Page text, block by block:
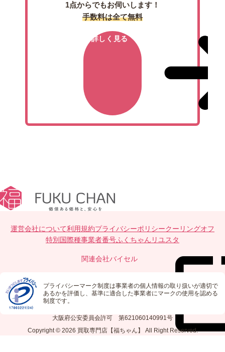
1点からでもお伺いします！
手数料は全て無料
詳しく見る
運営会社について利用規約プライバシーポリシークーリングオフ
特別国際種事業者番号ふくちゃんリユスタ
関連会社バイセル
プライバシーマーク制度は事業者の個人情報の取り扱いが適切で
あるかを評価し、基準に適合した事業者にマークの使用を認める
制度です。
大阪府公安委員会許可 第621060140991号
Copyright © 2026 買取専門店【福ちゃん】 All Right Reserved.